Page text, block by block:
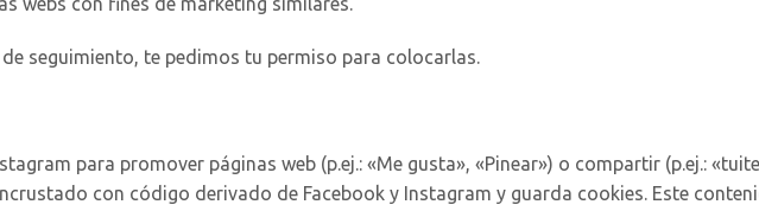
seguimiento, te pedimos tu permiso para colocarlas.
para promover páginas web (p.ej.: «Me gusta», «Pinear») o compartir (p.ej.:
con código derivado de Facebook y Instagram y guarda cookies. Este